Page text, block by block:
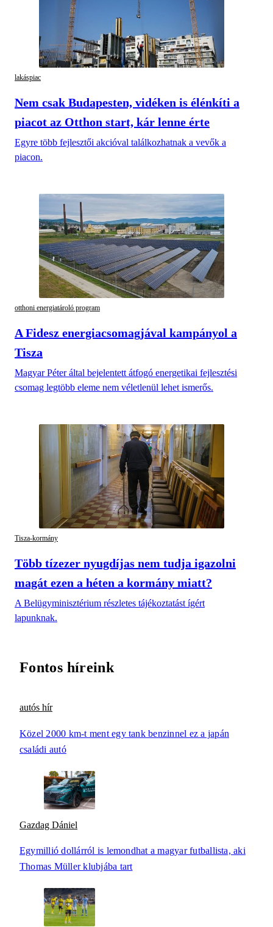
lakáspiac
Nem csak Budapesten, vidéken is élénkíti a
piacot az Otthon start, kár lenne érte
Egyre több fejlesztői akcióval találkozhatnak a vevők a
piacon.
otthoni energiatároló program
A Fidesz energiacsomagjával kampányol a
Tisza
Magyar Péter által bejelentett átfogó energetikai fejlesztési
csomag legtöbb eleme nem véletlenül lehet ismerős.
Tisza-kormány
Több tízezer nyugdíjas nem tudja igazolni
magát ezen a héten a kormány miatt?
A Belügyminisztérium részletes tájékoztatást ígért
lapunknak.
Fontos híreink
autós hír
Közel 2000 km-t ment egy tank benzinnel ez a japán
családi autó
Gazdag Dániel
Egymillió dollárról is lemondhat a magyar futballista, aki
Thomas Müller klubjába tart